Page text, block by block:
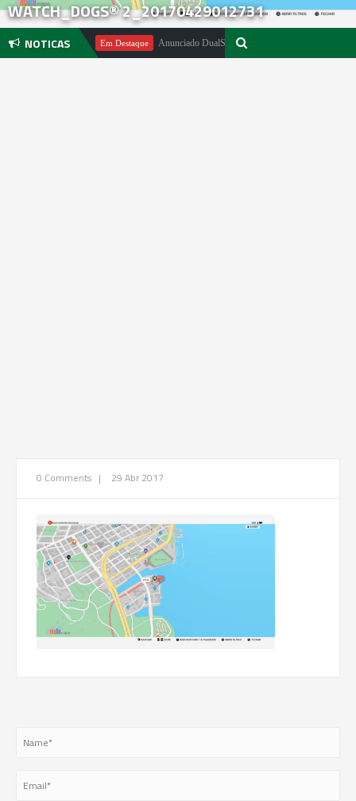
WATCH_DOGS® 2_20170429012731
NOTICAS
Pachter Em Destaque Anunciado DualSense The Last of Us Limited Edition
0 Comments | 29 Abr 2017